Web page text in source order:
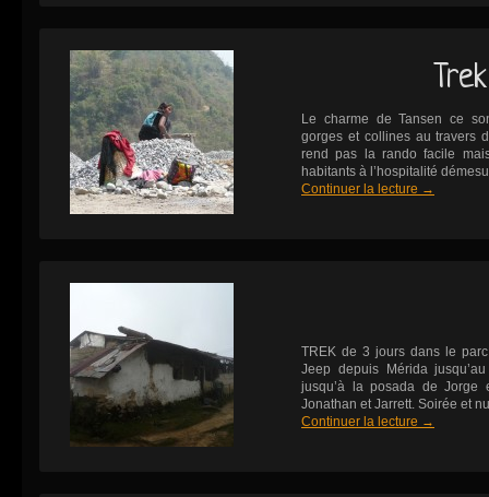
Le charme de Tansen ce
gorges et collines au travers
rend pas la rando facile
habitants à l’hospitalité
Continuer la lecture →
TREK de 3 jours dans le
Jeep depuis Mérida
jusqu’à la posada de Jorge
Jonathan et Jarrett. Soirée et
Continuer la lecture →